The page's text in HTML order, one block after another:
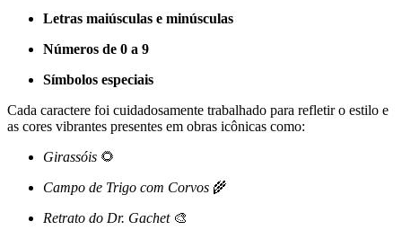
Letras maiúsculas e minúsculas
Números de 0 a 9
Símbolos especiais
Cada caractere foi cuidadosamente trabalhado para refletir o estilo e
as cores vibrantes presentes em obras icônicas como:
Girassóis 🌻
Campo de Trigo com Corvos 🌾
Retrato do Dr. Gachet🎨